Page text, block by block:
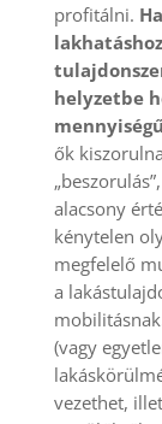
profitálni.
helyzetbe
ők
alacsony
kénytelen
megfelelő
a
(vagy
vezethet,